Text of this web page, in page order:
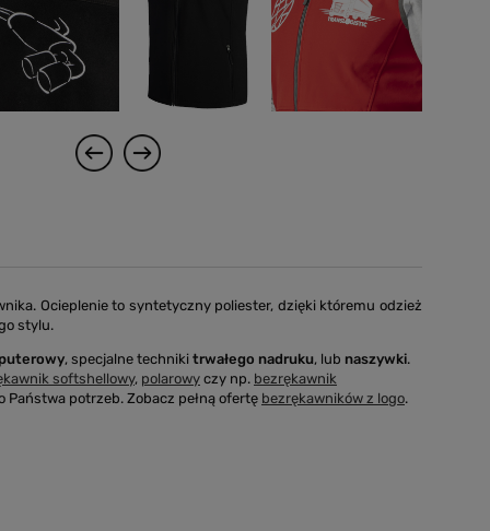
Ocieplenie to syntetyczny poliester, dzięki któremu odzież
stylu.
, specjalne techniki trwałego nadruku, lub naszywki.
softshellowy, polarowy czy np. bezrękawnik
Państwa potrzeb. Zobacz pełną ofertę bezrękawników z logo.